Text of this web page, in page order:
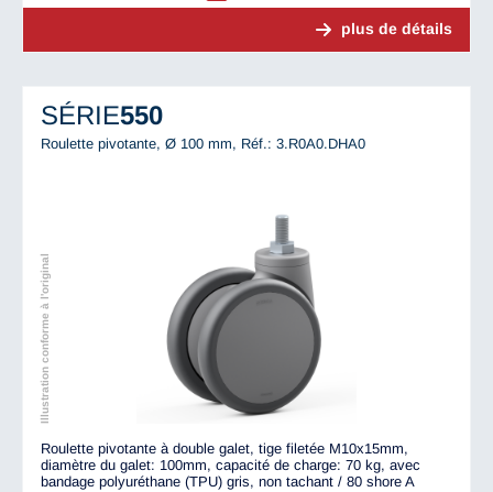
plus de détails
SÉRIE550
Roulette pivotante, Ø 100 mm, Réf.: 3.R0A0.DHA0
Illustration conforme à l'original
Roulette pivotante à double galet, tige filetée M10x15mm,
diamètre du galet: 100mm, capacité de charge: 70 kg, avec
bandage polyuréthane (TPU) gris, non tachant / 80 shore A